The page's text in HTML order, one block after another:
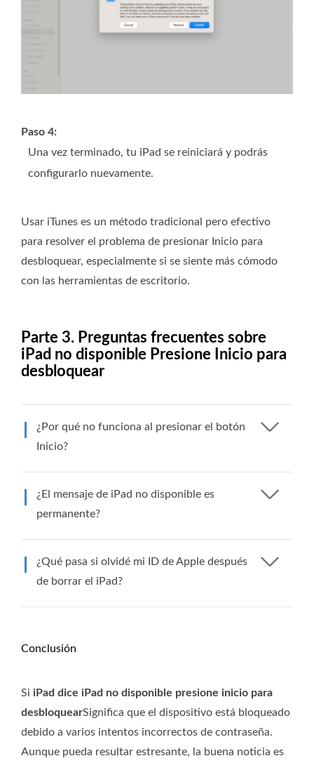
Paso 4:
Una vez terminado, tu iPad se reiniciará y podrás
configurarlo nuevamente.
Usar iTunes es un método tradicional pero efectivo
para resolver el problema de presionar Inicio para
desbloquear, especialmente si se siente más cómodo
con las herramientas de escritorio.
Parte 3. Preguntas frecuentes sobre
iPad no disponible Presione Inicio para
desbloquear
¿Por qué no funciona al presionar el botón
Inicio?
¿El mensaje de iPad no disponible es
permanente?
¿Qué pasa si olvidé mi ID de Apple después
de borrar el iPad?
Conclusión
Si iPad dice iPad no disponible presione inicio para
desbloquearSignifica que el dispositivo está bloqueado
debido a varios intentos incorrectos de contraseña.
Aunque pueda resultar estresante, la buena noticia es